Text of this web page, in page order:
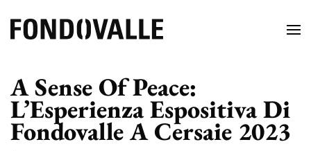
A Sense Of Peace:
L’Esperienza Espositiva Di
Fondovalle A Cersaie 2023